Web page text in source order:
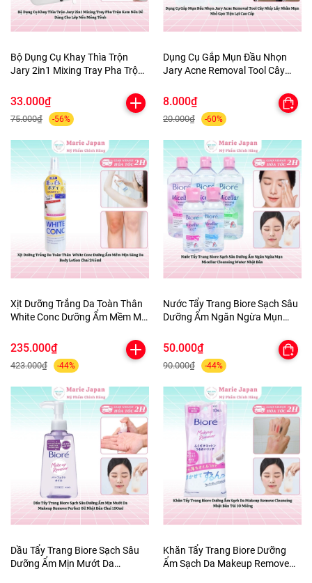
Bộ Dụng Cụ Khay Thìa Trộn
Jary 2in1 Mixing Tray Pha Trộn
Mỏng Tênh
33.000₫
75.000₫ -56%
Dụng Cụ Gắp Mụn Đầu Nhọn
Jary Acne Removal Tool Cây
Tiện Lợi Cao Cấp
8.000₫
20.000₫ -60%
Xịt Dưỡng Trắng Da Toàn Thân
White Conc Dưỡng Ẩm Mềm Mịn
245ml
235.000₫
423.000₫ -44%
Nước Tẩy Trang Biore Sạch Sâu
Dưỡng Ẩm Ngăn Ngừa Mụn
Bản
50.000₫
90.000₫ -44%
Dầu Tẩy Trang Biore Sạch Sâu
Dưỡng Ẩm Mịn Mướt Da
Khăn Tẩy Trang Biore Dưỡng
Ẩm Sạch Da Makeup Remove